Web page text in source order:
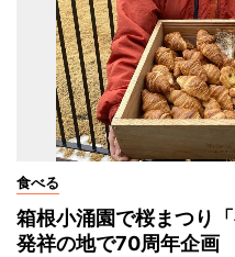
食べる
箱根小涌園で桜まつり
発祥の地で70周年企画